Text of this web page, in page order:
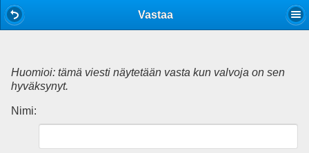
Vastaa
Huomioi: tämä viesti näytetään vasta kun valvoja on sen
hyväksynyt.
Nimi: